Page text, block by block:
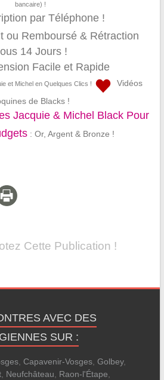
bancaire) !
par Téléphone !
ou Remboursé & Rétraction
14 Jours !
Facile et Rapide
et Michel en Quelques Clics !
Vidéos
de Blacks !
Jacquie & Michel Black Pour
: Or, Argent & Bronze !
Cette Publication !
AVEC DES
SUR :
, Capavenir-Vosges, Golbey,
, Neufchâteau, Raon-l'Étape,